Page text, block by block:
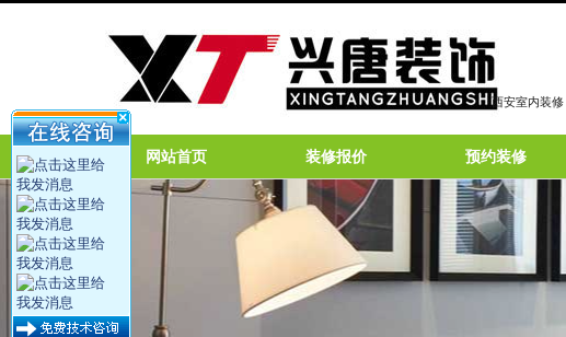
西安室内装修
网站首页 装修报价 预约装修